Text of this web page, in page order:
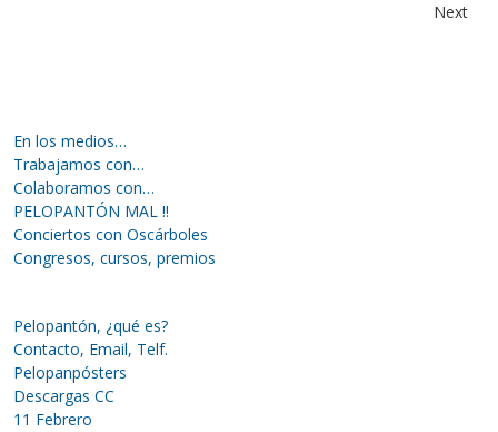
Next
En los medios…
Trabajamos con…
Colaboramos con…
PELOPANTÓN MAL !!
Conciertos con Oscárboles
Congresos, cursos, premios
Pelopantón, ¿qué es?
Contacto, Email, Telf.
Pelopanpósters
Descargas CC
11 Febrero